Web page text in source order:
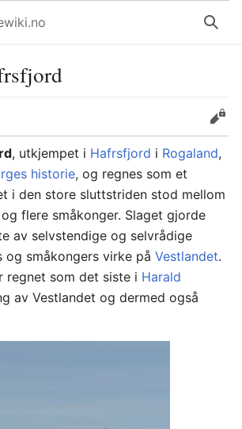
Søk
Rediger
, utkjempet i Hafrsfjord i Rogaland,
historie, og regnes som et
i den store sluttstriden stod mellom
og flere småkonger. Slaget gjorde
av selvstendige og selvrådige
og småkongers virke på Vestlandet.
regnet som det siste i Harald
av Vestlandet og dermed også